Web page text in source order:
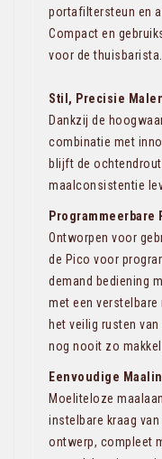
portafiltersteun en
Compact en
voor de thuisbarista.
Stil, Precisie
Dankzij de
combinatie met
blijft de
maalconsistentie
Ontworpen voor
de Pico voor
demand bediening
met een
het veilig rusten
nog nooit zo
Eenvoudige
Moeliteloze
instelbare kraag
ontwerp, compleet